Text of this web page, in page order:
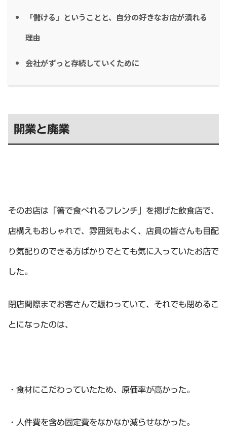
「儲ける」ということと、自分の好きなお店が潰れる
理由
会社がずっと存続していくために
開業と廃業
そのお店は「箸で食べれるフレンチ」を掲げた飲食店で、
店構えもおしゃれで、雰囲気もよく、店員の皆さんも目配
り気配りのできる方ばかりでとても気に入っていたお店で
した。
閉店間際までお客さんで賑わっていて、それでも閉めるこ
とになったのは、
・食材にこだわっていたため、原価率が高かった。
・人件費を含め固定費をなかなか減らせなかった。